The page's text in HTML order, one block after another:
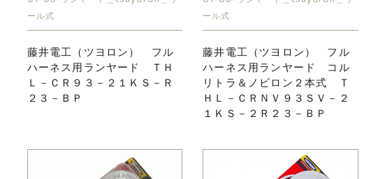
ール式
藤井電工（ツヨロン） フル
ハーネス用ランヤード ＴＨ
Ｌ－ＣＲ９３－２１ＫＳ－Ｒ
２３－ＢＰ
ール式
藤井電工（ツヨロン） フル
ハーネス用ランヤード コル
リトラ＆ノビロン２本式 Ｔ
ＨＬ－ＣＲＮＶ９３ＳＶ－２
１ＫＳ－２Ｒ２３－ＢＰ